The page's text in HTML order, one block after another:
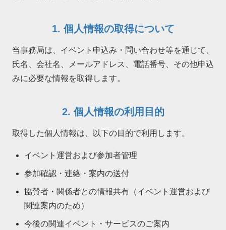
1. 個人情報の取得について
当事務局は、イベント申込み・問い合わせ等を通じて、
氏名、会社名、メールアドレス、電話番号、その他申込
みに必要な情報を取得します。
2. 個人情報の利用目的
取得した個人情報は、以下の目的で利用します。
イベント運営および参加者管理
参加確認・連絡・案内の送付
協賛者・関係者との情報共有（イベント運営および
関連案内のため）
今後の関連イベント・サービスのご案内